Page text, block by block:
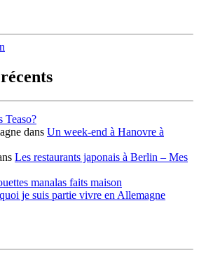
Teaso?
dans Un week-end à Hanovre à
Les restaurants japonais à Berlin – Mes
manalas faits maison
je suis partie vivre en Allemagne